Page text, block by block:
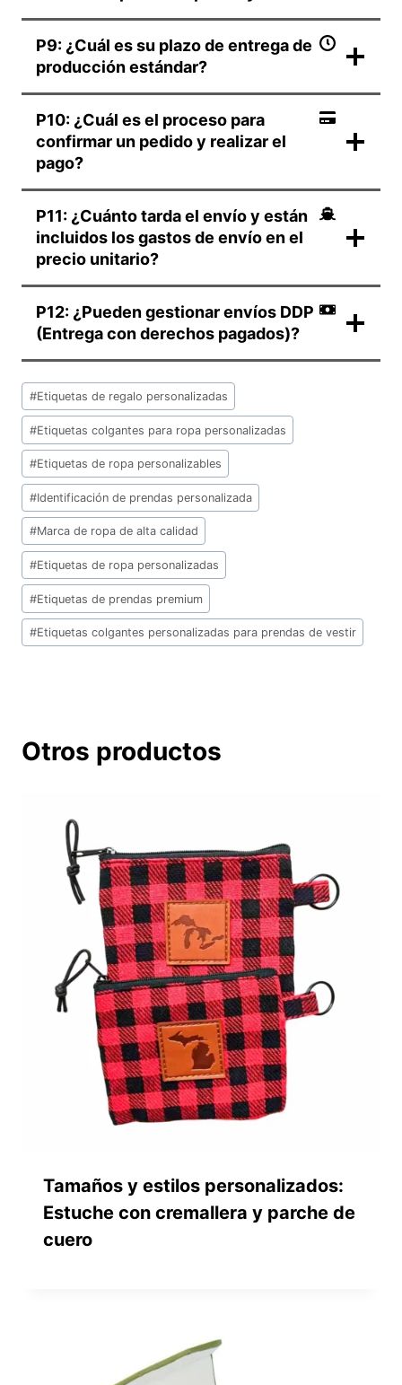
P9: ¿Cuál es su plazo de entrega de
producción estándar?
P10: ¿Cuál es el proceso para
confirmar un pedido y realizar el
pago?
P11: ¿Cuánto tarda el envío y están
incluidos los gastos de envío en el
precio unitario?
P12: ¿Pueden gestionar envíos DDP
(Entrega con derechos pagados)?
Etiquetas
de
la
entrada:
#Etiquetas de regalo personalizadas
#Etiquetas colgantes para ropa personalizadas
#Etiquetas de ropa personalizables
#Identificación de prendas personalizada
#Marca de ropa de alta calidad
#Etiquetas de ropa personalizadas
#Etiquetas de prendas premium
#Etiquetas colgantes personalizadas para prendas de vestir
Otros productos
Tamaños y estilos personalizados:
Estuche con cremallera y parche de
cuero